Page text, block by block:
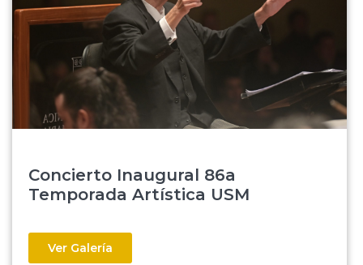
Concierto Inaugural 86a
Temporada Artística USM
Ver Galería